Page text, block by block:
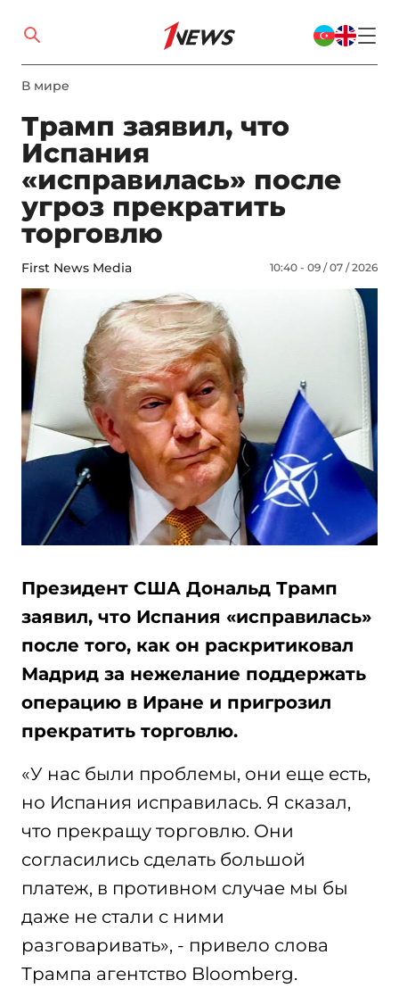
В мире
Трамп заявил, что
Испания
«исправилась» после
угроз прекратить
торговлю
First News Media 10:40 - 09 / 07 / 2026
Президент США Дональд Трамп
заявил, что Испания «исправилась»
после того, как он раскритиковал
Мадрид за нежелание поддержать
операцию в Иране и пригрозил
прекратить торговлю.
«У нас были проблемы, они еще есть,
но Испания исправилась. Я сказал,
что прекращу торговлю. Они
согласились сделать большой
платеж, в противном случае мы бы
даже не стали с ними
разговаривать», - привело слова
Трампа агентство Bloomberg.